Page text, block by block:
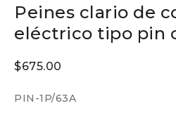
Peines clario de
eléctrico tipo pin
$675.00
PIN-1P/63A